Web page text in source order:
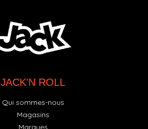
JACK'N ROLL
Qui sommes-nous
Magasins
Marques